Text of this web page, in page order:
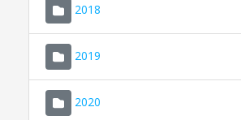
2018
2019
2020